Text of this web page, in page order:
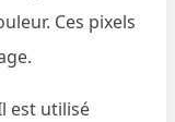
Ces pixels
est utilisé